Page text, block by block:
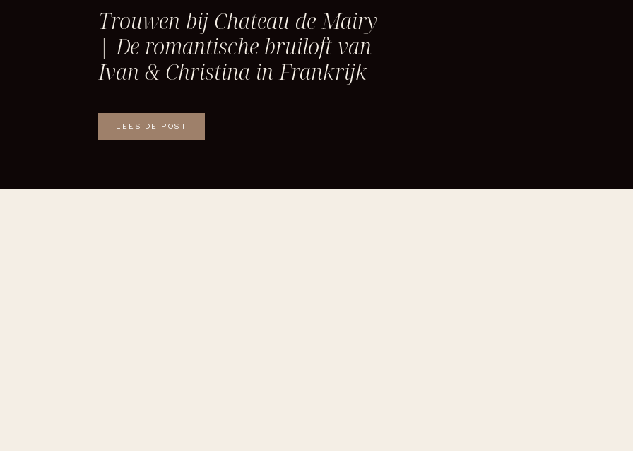
LEES DE POST
Trouwen bij Chateau de Mairy
| De romantische bruiloft van
Ivan & Christina in Frankrijk